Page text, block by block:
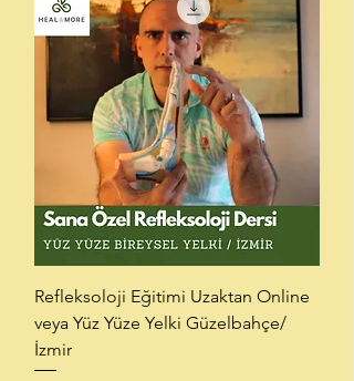
Refleksoloji Eğitimi Uzaktan Online
veya Yüz Yüze Yelki Güzelbahçe/
İzmir